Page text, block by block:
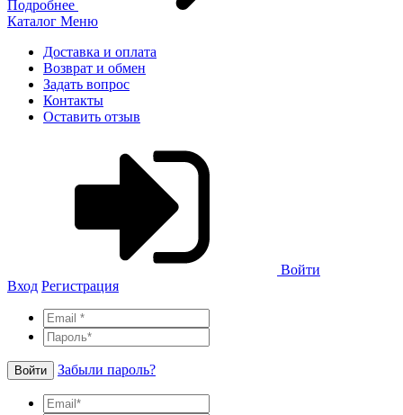
Подробнее
Каталог Меню
Доставка и оплата
Возврат и обмен
Задать вопрос
Контакты
Оставить отзыв
Войти
Вход Регистрация
Войти Забыли пароль?